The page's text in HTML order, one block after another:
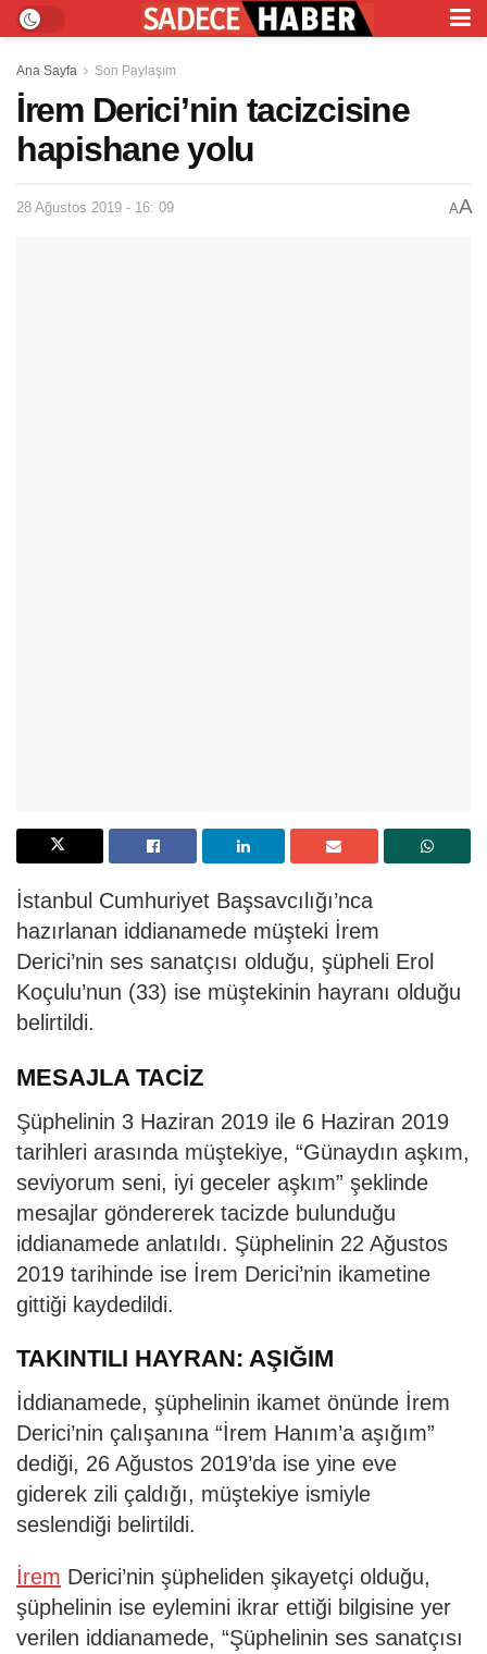
Ana Sayfa Son Paylaşım
İrem Derici’nin tacizcisine
hapishane yolu
28 Ağustos 2019 - 16: 09 AA
İstanbul Cumhuriyet Başsavcılığı’nca
hazırlanan iddianamede müşteki İrem
Derici’nin ses sanatçısı olduğu, şüpheli Erol
Koçulu’nun (33) ise müştekinin hayranı olduğu
belirtildi.
MESAJLA TACİZ
Şüphelinin 3 Haziran 2019 ile 6 Haziran 2019
tarihleri arasında müştekiye, “Günaydın aşkım,
seviyorum seni, iyi geceler aşkım” şeklinde
mesajlar göndererek tacizde bulunduğu
iddianamede anlatıldı. Şüphelinin 22 Ağustos
2019 tarihinde ise İrem Derici’nin ikametine
gittiği kaydedildi.
TAKINTILI HAYRAN: AŞIĞIM
İddianamede, şüphelinin ikamet önünde İrem
Derici’nin çalışanına “İrem Hanım’a aşığım”
dediği, 26 Ağustos 2019’da ise yine eve
giderek zili çaldığı, müştekiye ismiyle
seslendiği belirtildi.
İrem Derici’nin şüpheliden şikayetçi olduğu,
şüphelinin ise eylemini ikrar ettiği bilgisine yer
verilen iddianamede, “Şüphelinin ses sanatçısı